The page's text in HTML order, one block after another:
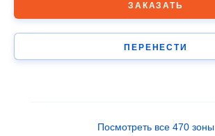
ПЕРЕНЕСТИ
ЗАКАЗАТЬ
Посмотреть все 470 зоны